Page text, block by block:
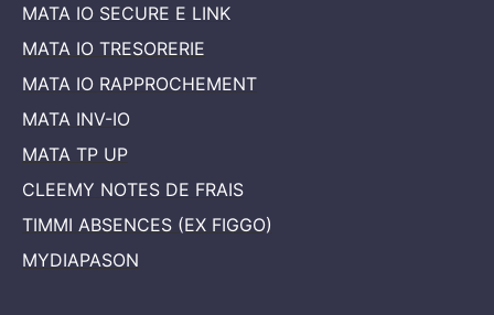
MATA IO SECURE E LINK
MATA IO TRESORERIE
MATA IO RAPPROCHEMENT
MATA INV-IO
MATA TP UP
CLEEMY NOTES DE FRAIS
TIMMI ABSENCES (EX FIGGO)
MYDIAPASON